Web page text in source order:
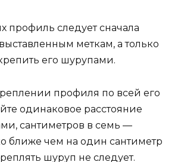
профиль следует сначала
меткам, а только
его шурупами.
профиля по всей его
одинаковое расстояние
сантиметров в семь —
ближе чем на один сантиметр
шуруп не следует.